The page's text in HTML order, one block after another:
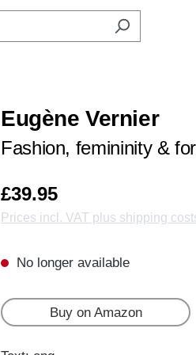
Eugène Vernier
Fashion, femininity &
£39.95
Prices incl. VAT plus shipping
No longer available
Buy on Amazon